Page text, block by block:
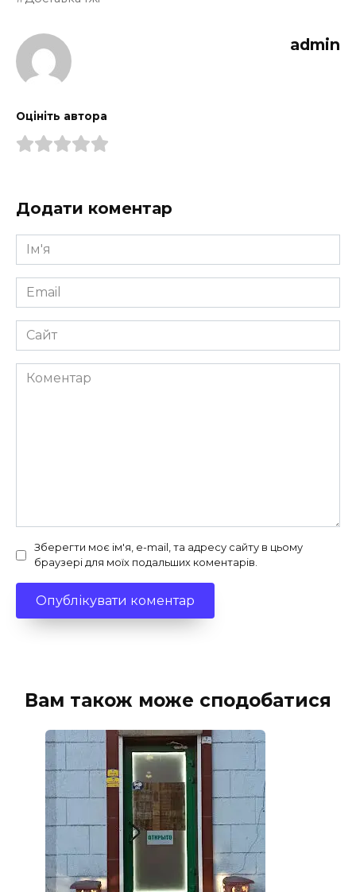
admin
Оцініть автора
Додати коментар
Ім'я
*
Email
*
Сайт
Коментар
Зберегти моє ім'я, e-mail, та адресу сайту в цьому
браузері для моїх подальших коментарів.
Вам також може сподобатися